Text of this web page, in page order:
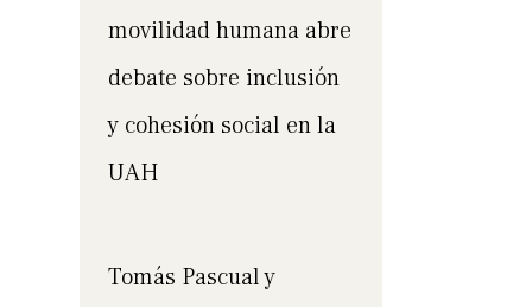
movilidad humana abre
debate sobre inclusión
y cohesión social en la
UAH
Tomás Pascual y